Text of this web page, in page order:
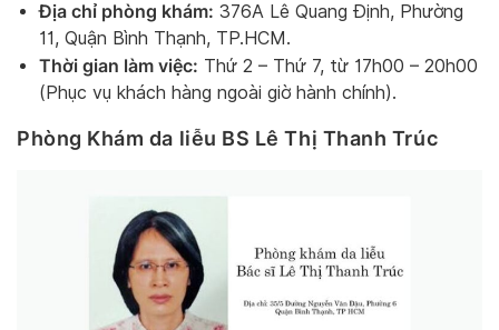
Địa chỉ phòng khám: 376A Lê Quang Định, Phường
11, Quận Bình Thạnh, TP.HCM.
Thời gian làm việc: Thứ 2 – Thứ 7, từ 17h00 – 20h00
(Phục vụ khách hàng ngoài giờ hành chính).
Phòng Khám da liễu BS Lê Thị Thanh Trúc